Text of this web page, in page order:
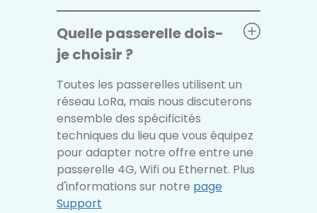
Quelle passerelle dois-
je choisir ?
Toutes les passerelles utilisent un
réseau LoRa, mais nous discuterons
ensemble des spécificités
techniques du lieu que vous équipez
pour adapter notre offre entre une
passerelle 4G, Wifi ou Ethernet. Plus
d'informations sur notre page
Support